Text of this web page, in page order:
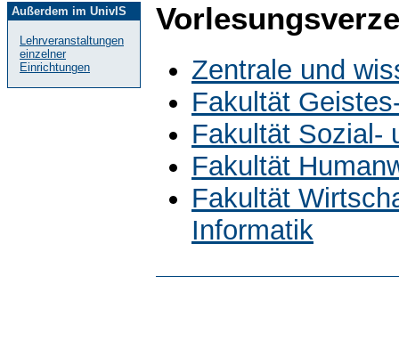
Außerdem im UnivIS
Lehrveranstaltungen
einzelner
Einrichtungen
Zentrale und
Fakultät
Fakultät Sozial-
Fakultät
Fakultät
Informatik